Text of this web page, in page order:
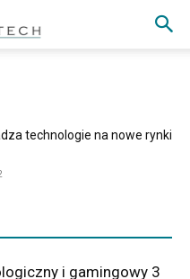
technologie na nowe rynki
i gamingowy 3